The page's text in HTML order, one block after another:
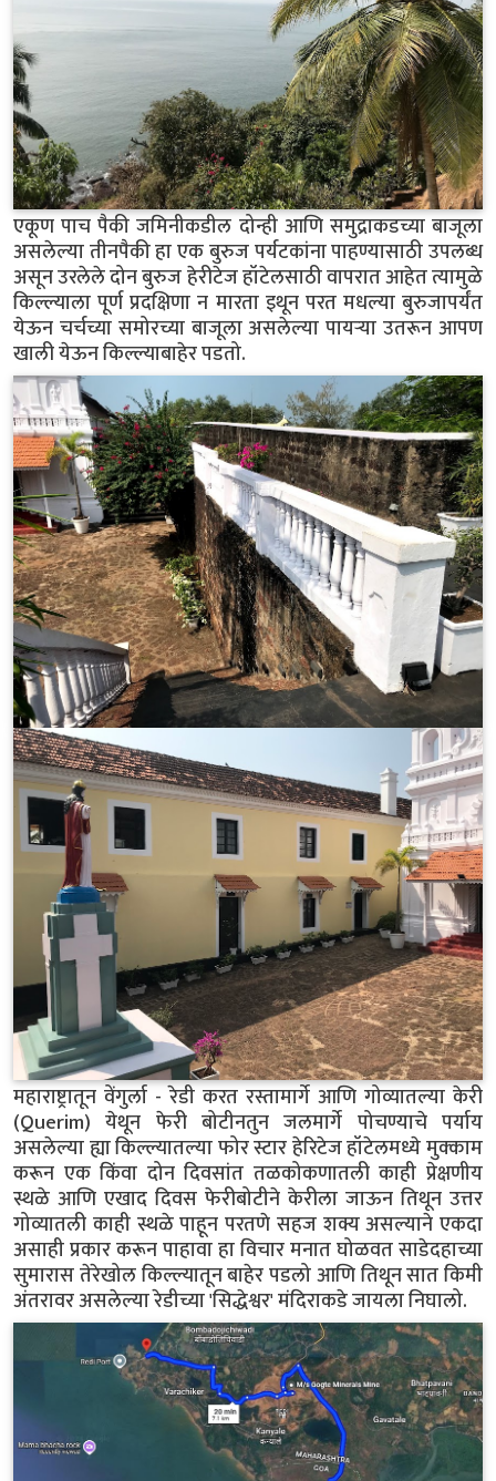
एकूण पाच पैकी जमिनीकडील दोन्ही आणि समुद्राकडच्या बाजूला
असलेल्या तीनपैकी हा एक बुरुज पर्यटकांना पाहण्यासाठी उपलब्ध
असून उरलेले दोन बुरुज हेरीटेज हॉटेलसाठी वापरात आहेत त्यामुळे
किल्ल्याला पूर्ण प्रदक्षिणा न मारता इथून परत मधल्या बुरुजापर्यंत
येऊन चर्चच्या समोरच्या बाजूला असलेल्या पायऱ्या उतरून आपण
खाली येऊन किल्ल्याबाहेर पडतो.
महाराष्ट्रातून वेंगुर्ला - रेडी करत रस्तामार्गे आणि गोव्यातल्या केरी
(Querim) येथून फेरी बोटीनतुन जलमार्गे पोचण्याचे पर्याय
असलेल्या ह्या किल्ल्यातल्या फोर स्टार हेरिटेज हॉटेलमध्ये मुक्काम
करून एक किंवा दोन दिवसांत तळकोकणातली काही प्रेक्षणीय
स्थळे आणि एखाद दिवस फेरीबोटीने केरीला जाऊन तिथून उत्तर
गोव्यातली काही स्थळे पाहून परतणे सहज शक्य असल्याने एकदा
असाही प्रकार करून पाहावा हा विचार मनात घोळवत साडेदहाच्या
सुमारास तेरेखोल किल्ल्यातून बाहेर पडलो आणि तिथून सात किमी
अंतरावर असलेल्या रेडीच्या 'सिद्धेश्वर' मंदिराकडे जायला निघालो.